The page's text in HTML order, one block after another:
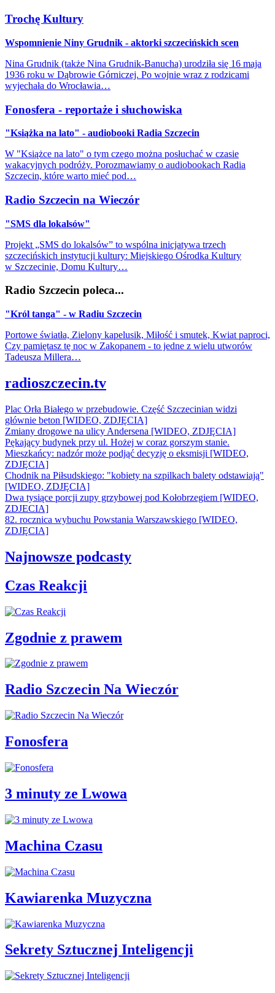
Trochę Kultury
Wspomnienie Niny Grudnik - aktorki szczecińskich scen
Nina Grudnik (także Nina Grudnik-Banucha) urodziła się 16 maja
1936 roku w Dąbrowie Górniczej. Po wojnie wraz z rodzicami
wyjechała do Wrocławia…
Fonosfera - reportaże i słuchowiska
"Książka na lato" - audiobooki Radia Szczecin
W "Książce na lato" o tym czego można posłuchać w czasie
wakacyjnych podróży. Porozmawiamy o audiobookach Radia
Szczecin, które warto mieć pod…
Radio Szczecin na Wieczór
"SMS dla lokalsów"
Projekt „SMS do lokalsów” to wspólna inicjatywa trzech
szczecińskich instytucji kultury: Miejskiego Ośrodka Kultury
w Szczecinie, Domu Kultury…
Radio Szczecin poleca...
"Król tanga" - w Radiu Szczecin
Portowe światła, Zielony kapelusik, Miłość i smutek, Kwiat paproci,
Czy pamiętasz tę noc w Zakopanem - to jedne z wielu utworów
Tadeusza Millera…
radioszczecin.tv
Plac Orła Białego w przebudowie. Część Szczecinian widzi
głównie beton [WIDEO, ZDJĘCIA]
Zmiany drogowe na ulicy Andersena [WIDEO, ZDJĘCIA]
Pękający budynek przy ul. Hożej w coraz gorszym stanie.
Mieszkańcy: nadzór może podjąć decyzję o eksmisji [WIDEO,
ZDJĘCIA]
Chodnik na Piłsudskiego: "kobiety na szpilkach balety odstawiają"
[WIDEO, ZDJĘCIA]
Dwa tysiące porcji zupy grzybowej pod Kołobrzegiem [WIDEO,
ZDJECIA]
82. rocznica wybuchu Powstania Warszawskiego [WIDEO,
ZDJĘCIA]
Najnowsze podcasty
Czas Reakcji
Zgodnie z prawem
Radio Szczecin Na Wieczór
Fonosfera
3 minuty ze Lwowa
Machina Czasu
Kawiarenka Muzyczna
Sekrety Sztucznej Inteligencji